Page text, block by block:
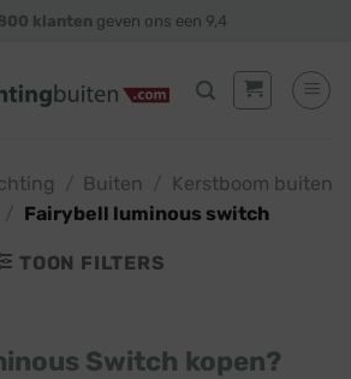
klanten geven ons een 9,4
Buiten
Kerstboom buiten
Fairybell luminous switch
TOON FILTERS
Switch kopen?